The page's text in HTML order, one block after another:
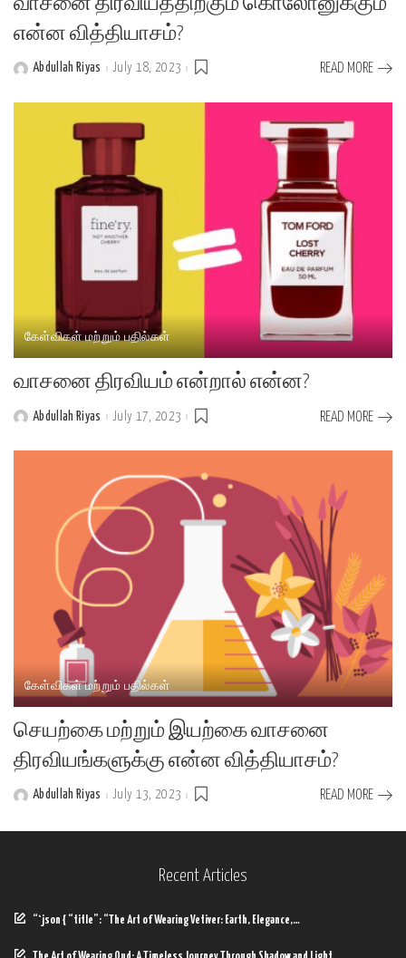
என்ன வித்தியாசம்?
PostedAbdullah Riyas July 18, 2023 READ MORE
கேள்விகள் மற்றும் பதில்கள்
வாசனை திரவியம் என்றால் என்ன?
PostedAbdullah Riyas July 17, 2023 READ MORE
கேள்விகள் மற்றும் பதில்கள்
செயற்கை மற்றும் இயற்கை வாசனை
திரவியங்களுக்கு என்ன வித்தியாசம்?
PostedAbdullah Riyas July 13, 2023 READ MORE
Recent Articles
“`json { “title”: “The Art of Wearing Vetiver: Earth, Elegance,…